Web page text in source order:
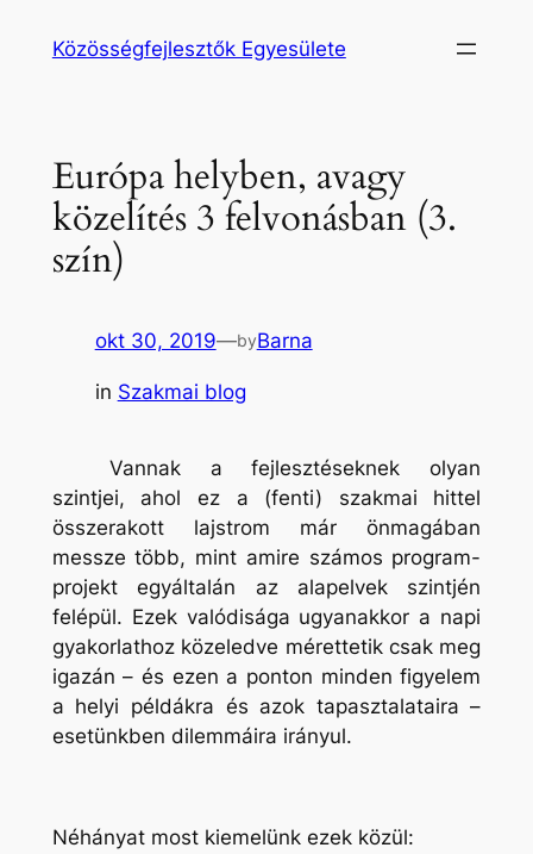
Közösségfejlesztők Egyesülete
Európa helyben, avagy
közelítés 3 felvonásban (3.
szín)
okt 30, 2019—byBarna
in Szakmai blog
Vannak a fejlesztéseknek olyan
szintjei, ahol ez a (fenti) szakmai hittel
összerakott lajstrom már önmagában
messze több, mint amire számos program-
projekt egyáltalán az alapelvek szintjén
felépül. Ezek valódisága ugyanakkor a napi
gyakorlathoz közeledve mérettetik csak meg
igazán – és ezen a ponton minden figyelem
a helyi példákra és azok tapasztalataira –
esetünkben dilemmáira irányul.
Néhányat most kiemelünk ezek közül: